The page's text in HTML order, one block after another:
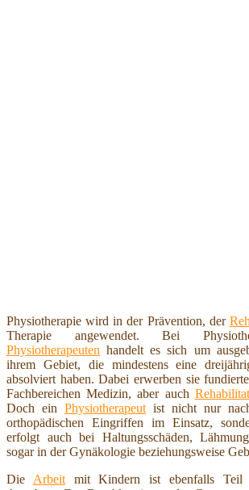
Physiotherapie wird in der Prävention, der
Therapie angewendet. Bei
Physiotherapeuten handelt es sich um
ihrem Gebiet, die mindestens eine
absolviert haben. Dabei erwerben sie
Fachbereichen Medizin, aber auch
Doch ein Physiotherapeut ist nicht nur
orthopädischen Eingriffen im Einsatz,
erfolgt auch bei Haltungsschäden,
sogar in der Gynäkologie beziehungsweise
Die Arbeitmit Kindern ist ebenfalls Teil